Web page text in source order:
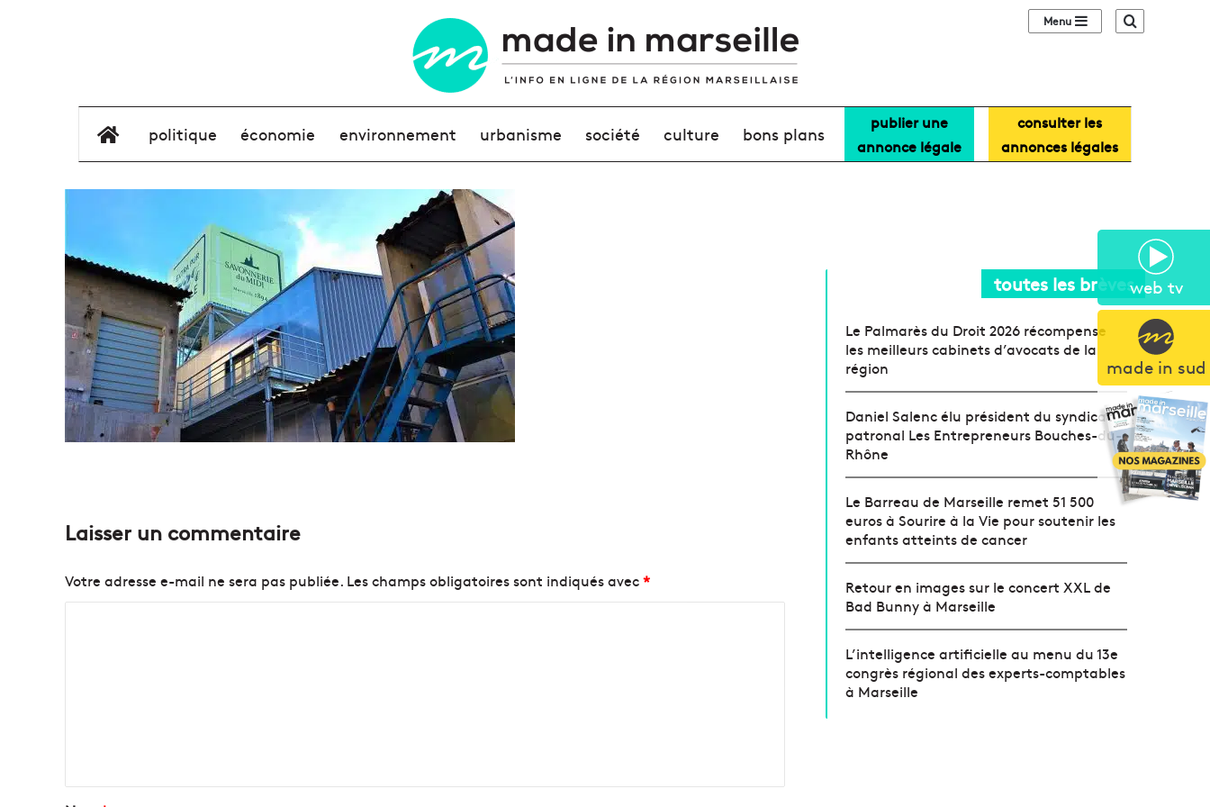
web tv
made in sud
Sidebar (barre
élément de menu
politique économie environnement urbanisme société culture bons plans
publier une
annonce légale
consulter les
annonces légales
Laisser un commentaire
Votre adresse e-mail ne sera pas publiée. Les champs obligatoires sont indiqués avec*
toutes les brèves
Le Palmarès du Droit 2026 récompense
les meilleurs cabinets d’avocats de la
région
Daniel Salenc élu président du syndicat
patronal Les Entrepreneurs Bouches-du-
Rhône
Le Barreau de Marseille remet 51 500
euros à Sourire à la Vie pour soutenir les
enfants atteints de cancer
Retour en images sur le concert XXL de
Bad Bunny à Marseille
L’intelligence artificielle au menu du 13e
congrès régional des experts-comptables
à Marseille